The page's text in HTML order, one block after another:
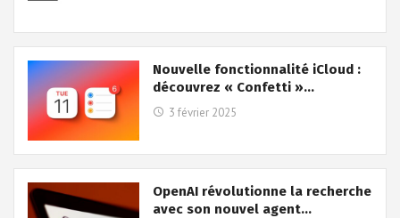
Nouvelle fonctionnalité iCloud :
découvrez « Confetti »…
3 février 2025
OpenAI révolutionne la recherche
avec son nouvel agent…